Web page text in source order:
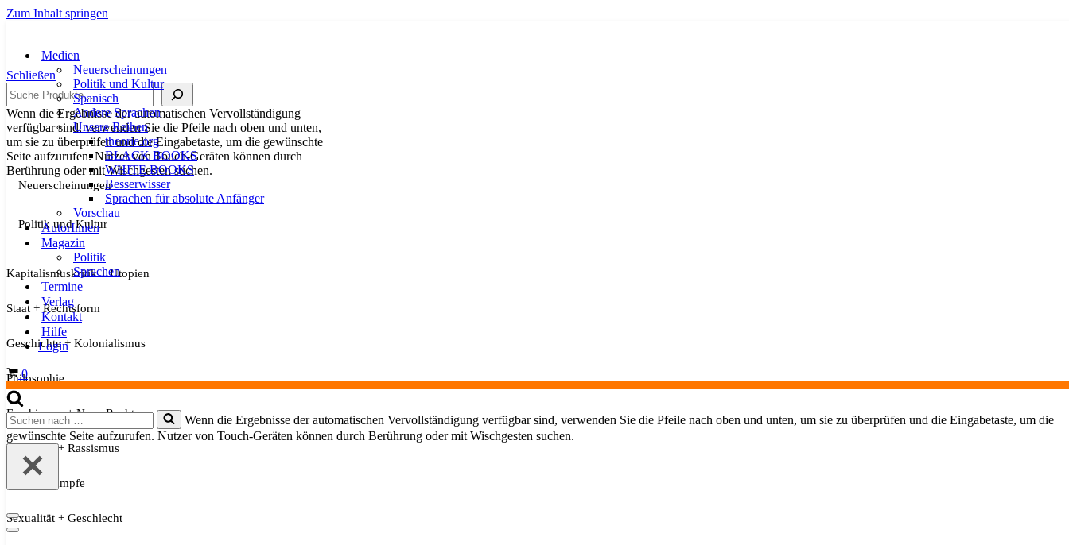
Zum Inhalt springen
Medien
Neuerscheinungen
Politik und Kultur
Spanisch
Andere Sprachen
Unsere Reihen
theorie.org
BLACK BOOKS
WHITE BOOKS
Besserwisser
Sprachen für absolute Anfänger
Vorschau
AutorInnen
Magazin
Politik
Sprachen
Termine
Verlag
Kontakt
Hilfe
Login
Warenkorb
0
Suchen
nach …
Wenn die Ergebnisse der automatischen Vervollständigung verfügbar sind, verwenden Sie die Pfeile nach oben und unten, um sie zu überprüfen und die Eingabetaste, um die
gewünschte Seite aufzurufen. Nutzer von Touch-Geräten können durch Berührung oder mit Wischgesten suchen.
Navigationsmenü
Navigationsmenü
Schließen
Suche
Wenn die Ergebnisse der automatischen Vervollständigung
verfügbar sind, verwenden Sie die Pfeile nach oben und unten,
um sie zu überprüfen und die Eingabetaste, um die gewünschte
Seite aufzurufen. Nutzer von Touch-Geräten können durch
Berührung oder mit Wischgesten suchen.
Neuerscheinungen
Politik und Kultur
Kapitalismuskritik + Utopien
Staat + Rechtsform
Geschichte + Kolonialismus
Philosophie
Faschismus + Neue Rechte
Migration + Rassismus
Soziale Kämpfe
Sexualität + Geschlecht